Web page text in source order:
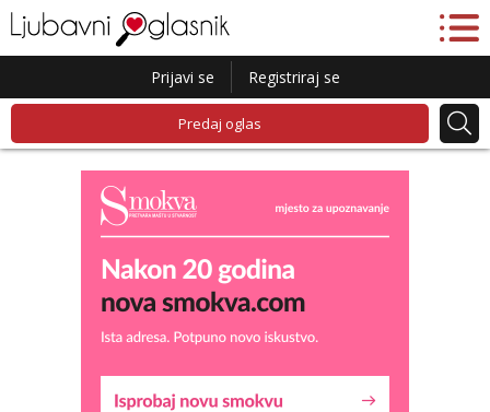
Prijavi se Registriraj se
Predaj oglas